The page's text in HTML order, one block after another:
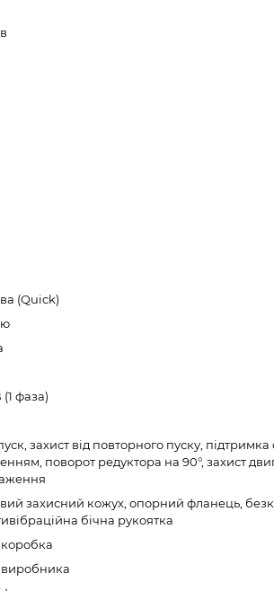
(Quick)
фаза)
захист від повторного пуску, підтримка
поворот редуктора на 90°, захист
захисний кожух, опорний фланець,
бічна рукоятка
виробника